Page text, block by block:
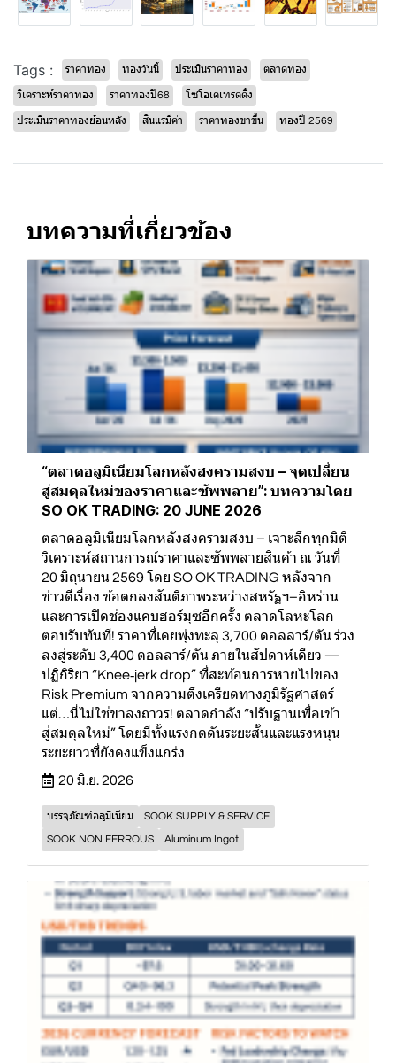
Tags : ราคาทอง ทองวันนี้ ประเมินราคาทอง ตลาดทอง
วิเคราะห์ราคาทอง ราคาทองปี68 โซโอเคเทรดดิ้ง
ประเมินราคาทองย้อนหลัง สินแร่มีค่า ราคาทองขาขึ้น ทองปี 2569
บทความที่เกี่ยวข้อง
“ตลาดอลูมิเนียมโลกหลังสงครามสงบ – จุดเปลี่ยน
สู่สมดุลใหม่ของราคาและซัพพลาย”: บทความโดย
SO OK TRADING: 20 JUNE 2026
ตลาดอลูมิเนียมโลกหลังสงครามสงบ – เจาะลึกทุกมิติ
วิเคราะห์สถานการณ์ราคาและซัพพลายสินค้า ณ วันที่
20 มิถุนายน 2569 โดย SO OK TRADING หลังจาก
ข่าวดีเรื่อง ข้อตกลงสันติภาพระหว่างสหรัฐฯ–อิหร่าน
และการเปิดช่องแคบฮอร์มุซอีกครั้ง ตลาดโลหะโลก
ตอบรับทันที! ราคาที่เคยพุ่งทะลุ 3,700 ดอลลาร์/ตัน ร่วง
ลงสู่ระดับ 3,400 ดอลลาร์/ตัน ภายในสัปดาห์เดียว —
ปฏิกิริยา “Knee‑jerk drop” ที่สะท้อนการหายไปของ
Risk Premium จากความตึงเครียดทางภูมิรัฐศาสตร์
แต่…นี่ไม่ใช่ขาลงถาวร! ตลาดกำลัง “ปรับฐานเพื่อเข้า
สู่สมดุลใหม่” โดยมีทั้งแรงกดดันระยะสั้นและแรงหนุน
ระยะยาวที่ยังคงแข็งแกร่ง
20 มิ.ย. 2026
บรรจุภัณฑ์อลูมิเนียม
SOOK SUPPLY & SERVICE
SOOK NON FERROUS
Aluminum Ingot